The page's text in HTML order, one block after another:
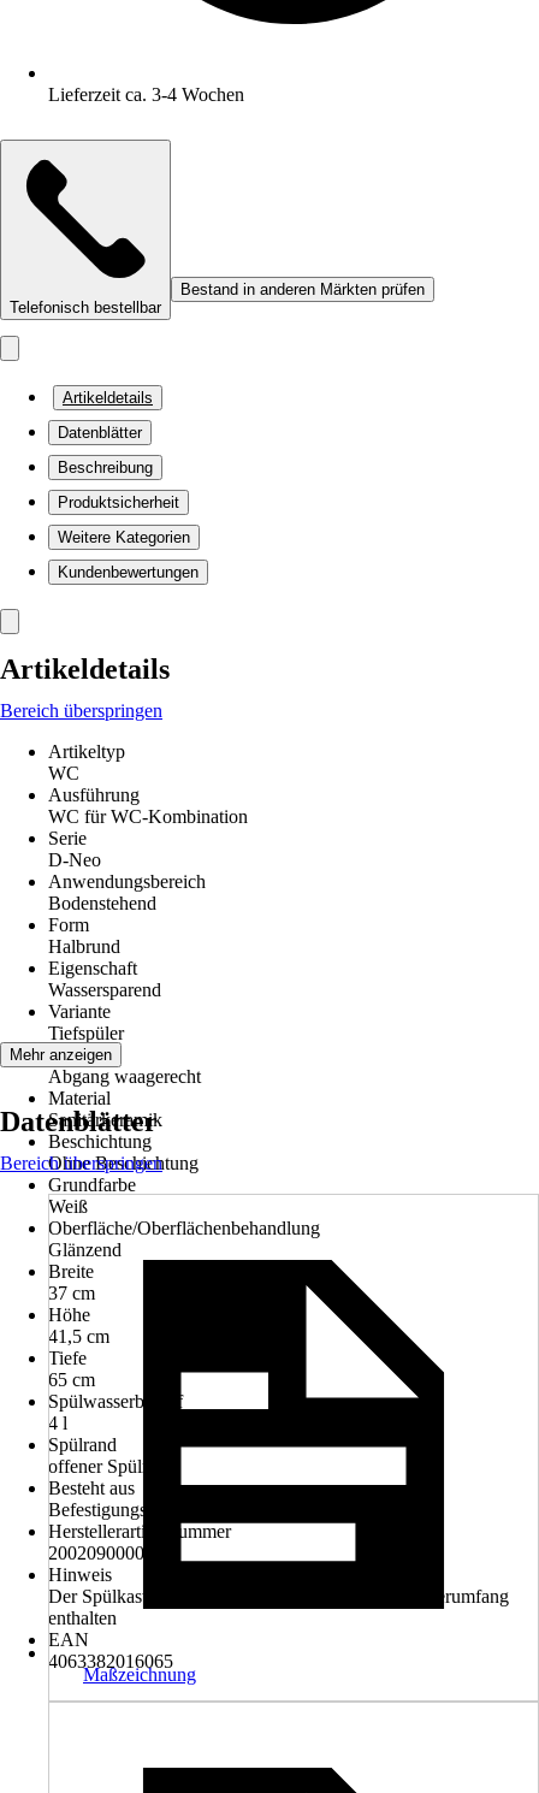
Lieferzeit ca. 3-4 Wochen
Telefonisch bestellbar
Bestand in anderen Märkten prüfen
Artikeldetails
Datenblätter
Beschreibung
Produktsicherheit
Weitere Kategorien
Kundenbewertungen
Artikeldetails
Bereich überspringen
Artikeltyp
WC
Ausführung
WC für WC-Kombination
Serie
D-Neo
Anwendungsbereich
Bodenstehend
Form
Halbrund
Eigenschaft
Wassersparend
Variante
Tiefspüler
Abgang
Abgang waagerecht
Material
Sanitärkeramik
Beschichtung
Ohne Beschichtung
Grundfarbe
Weiß
Oberfläche/Oberflächenbehandlung
Glänzend
Breite
37 cm
Höhe
41,5 cm
Tiefe
65 cm
Spülwasserbedarf
4 l
Spülrand
offener Spülrand
Besteht aus
Befestigungsmaterial, WC
Herstellerartikelnummer
2002090000
Hinweis
Der Spülkasten und der WC-Sitz sind nicht im Lieferumfang
enthalten
EAN
4063382016065
Mehr anzeigen
Datenblätter
Bereich überspringen
Maßzeichnung